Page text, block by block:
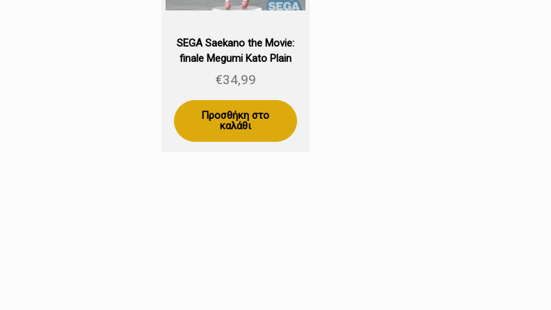
SEGA Saekano the Movie:
finale Megumi Kato Plain
Clothes 22cm
€34,99
Προσθήκη στο
καλάθι